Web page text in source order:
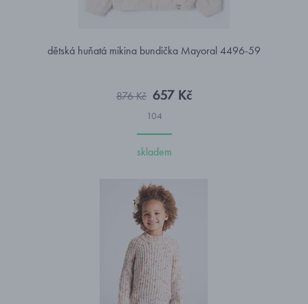
dětská huňatá mikina bundička Mayoral 4496-59
876 Kč 657 Kč
104
skladem